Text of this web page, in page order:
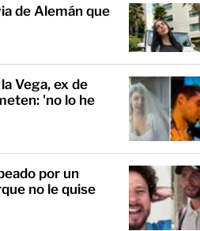
de Alemán que
Vega, ex de
'no lo he
por un
no le quise